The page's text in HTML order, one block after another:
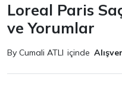
Loreal Paris
ve Yorumlar
By Cumali ATLI içinde